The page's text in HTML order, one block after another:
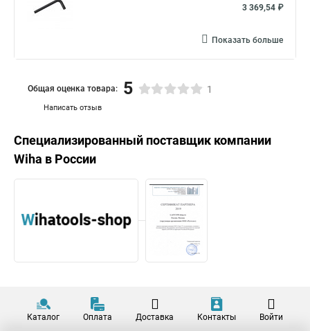
3 369,54 ₽
Показать больше
Написать отзыв
Общая оценка товара: 5 1
Специализированный поставщик компании
Wiha в России
Каталог Оплата Доставка Контакты Войти